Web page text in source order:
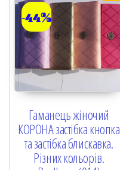
-44%
Гаманець жіночий
КОРОНА застібка кнопка
та застібка блискавка.
Різних кольорів.